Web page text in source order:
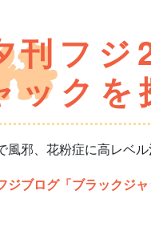
刊フ
ックを
風邪、花粉症に高レベ
ジブログ「ブラックジャ